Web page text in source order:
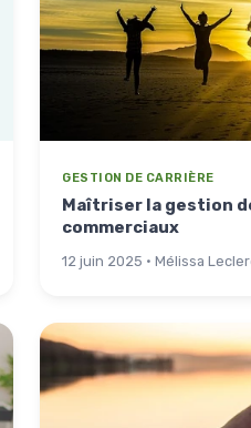
GESTION DE CARRIÈRE
Maîtriser la gestion
commerciaux
12 juin 2025 · Mélissa